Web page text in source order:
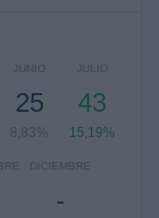
JUNIO
25
8,83%
JULIO
43
15,19%
DICIEMBRE
-